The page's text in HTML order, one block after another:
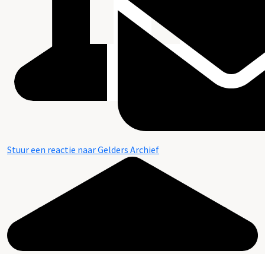
Stuur een reactie naar Gelders Archief